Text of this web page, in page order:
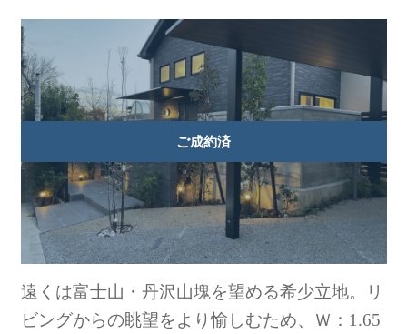
遠くは富士山・丹沢山塊を望める希少立地。リ
ビングからの眺望をより愉しむため、Ｗ：1.65